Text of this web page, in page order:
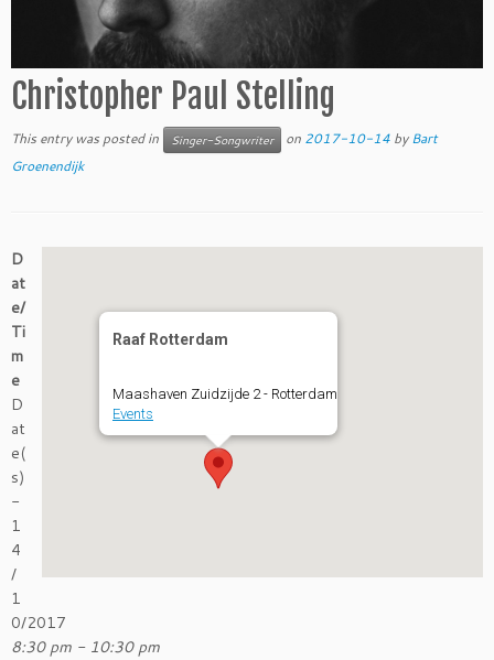
Christopher Paul Stelling
This entry was posted in Singer-Songwriter on 2017-10-14 byBart
Groenendijk
Raaf Rotterdam
Maashaven Zuidzijde 2 - Rotterdam
Events
D
at
e/
Ti
m
e
D
at
e(
s)
-
1
4
/
1
0/2017
8:30 pm - 10:30 pm